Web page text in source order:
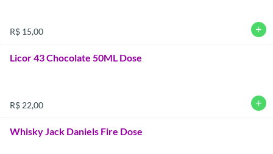
R$ 15,00 add
Licor 43 Chocolate 50ML Dose
R$ 22,00 add
Whisky Jack Daniels Fire Dose